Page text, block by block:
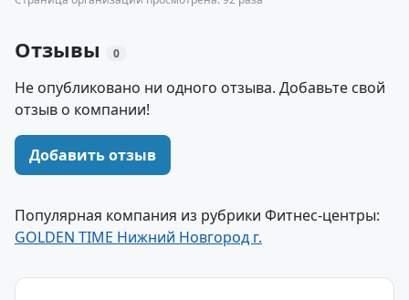
Отзывы 0
Не опубликовано ни одного отзыва. Добавьте свой
отзыв о компании!
Добавить отзыв
Популярная компания из рубрики Фитнес-центры:
GOLDEN TIME Нижний Новгород г.